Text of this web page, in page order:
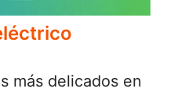
más delicados en